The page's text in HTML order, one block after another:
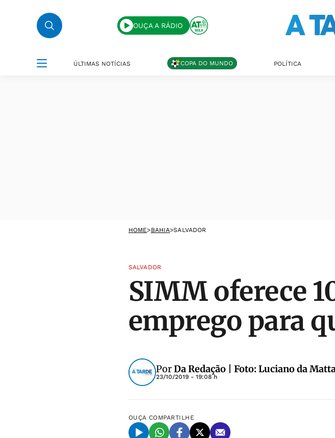
OUÇA A RÁDIO
ÚLTIMAS NOTÍCIAS COPA DO MUNDO POLÍTICA
HOME>BAHIA>SALVADOR
SALVADOR
SIMM oferece
emprego para
PorDa Redação | Foto: Luciano da
23/10/2019 - 19:08 h
OUÇA COMPARTILHE